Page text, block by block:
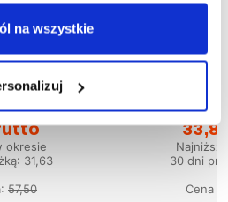
na wszystkie
okresie
31,63
: 57,50
Wyprzedaż 50
30 dni
Cena